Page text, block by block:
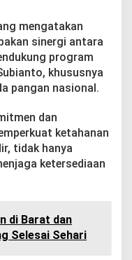
mengatakan
sinergi antara
program
khususnya
pangan nasional.
dan
ketahanan
tidak hanya
ketersediaan
di Barat dan
Selesai Sehari